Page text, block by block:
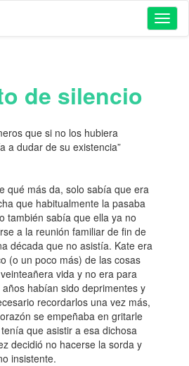
de silencio
que si no los hubiera
a dudar de su existencia”
qué más da, solo sabía que era
que habitualmente la pasaba
también sabía que ella ya no
a la reunión familiar de fin de
década que no asistía. Kate era
(o un poco más) de las cosas
vida y no era para
habían sido deprimentes y
recordarlos una vez más,
se empeñaba en gritarle
que asistir a esa dichosa
decidió no hacerse la sorda y
insistente.